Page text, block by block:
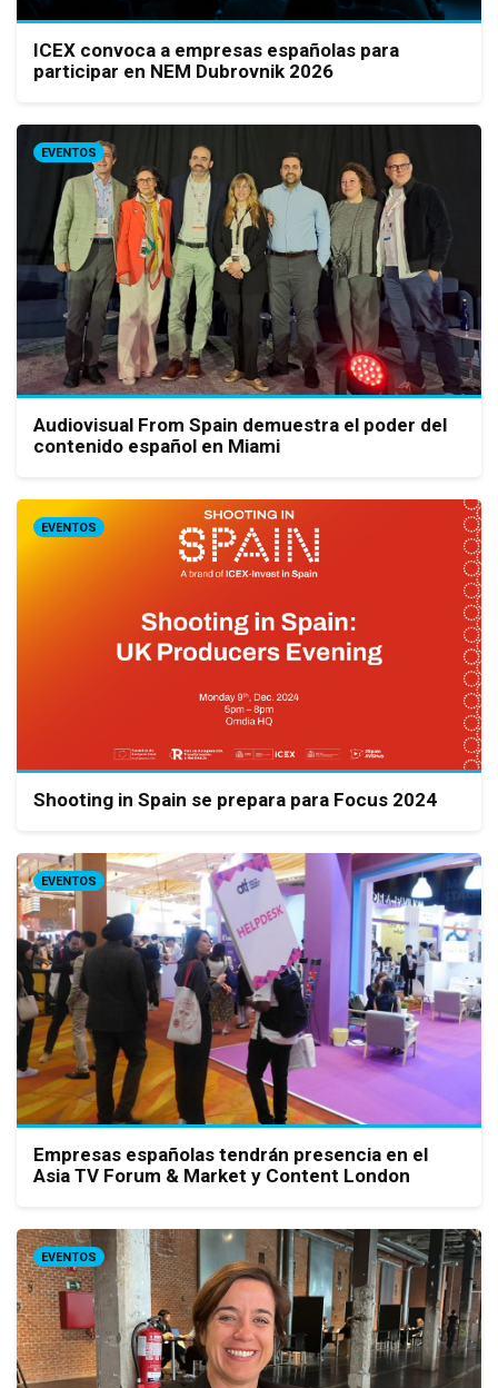
ICEX convoca a empresas españolas para
participar en NEM Dubrovnik 2026
EVENTOS
Audiovisual From Spain demuestra el poder del
contenido español en Miami
EVENTOS
Shooting in Spain se prepara para Focus 2024
EVENTOS
Empresas españolas tendrán presencia en el
Asia TV Forum & Market y Content London
EVENTOS